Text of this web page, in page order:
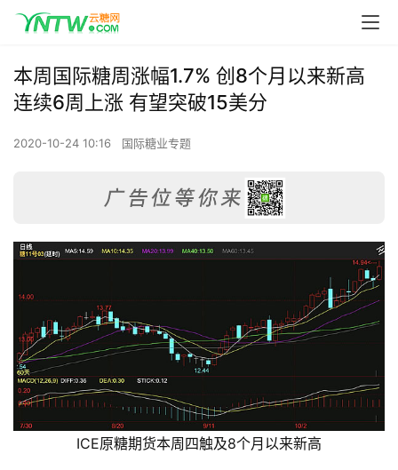
本周国际糖周涨幅1.7% 创8个月以来新高
连续6周上涨 有望突破15美分
2020-10-24 10:16 国际糖业专题
ICE原糖期货本周四触及8个月以来新高